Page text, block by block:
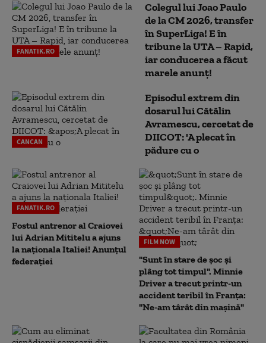
FANATIK.RO
Colegul lui Joao Paulo
de la CM 2026, transfer
în SuperLiga! E în
tribune la UTA – Rapid,
iar conducerea a făcut
marele anunț!
CANCAN
Episodul extrem din
dosarul lui Cătălin
Avramescu, cercetat de
DIICOT: 'A plecat în
pădure cu o
FANATIK.RO
Fostul antrenor al Craiovei
lui Adrian Mititelu a ajuns
la naționala Italiei! Anunțul
federației
FILM NOW
"Sunt în stare de șoc și
plâng tot timpul". Minnie
Driver a trecut printr-un
accident teribil în Franța:
"Ne-am târât din mașină"